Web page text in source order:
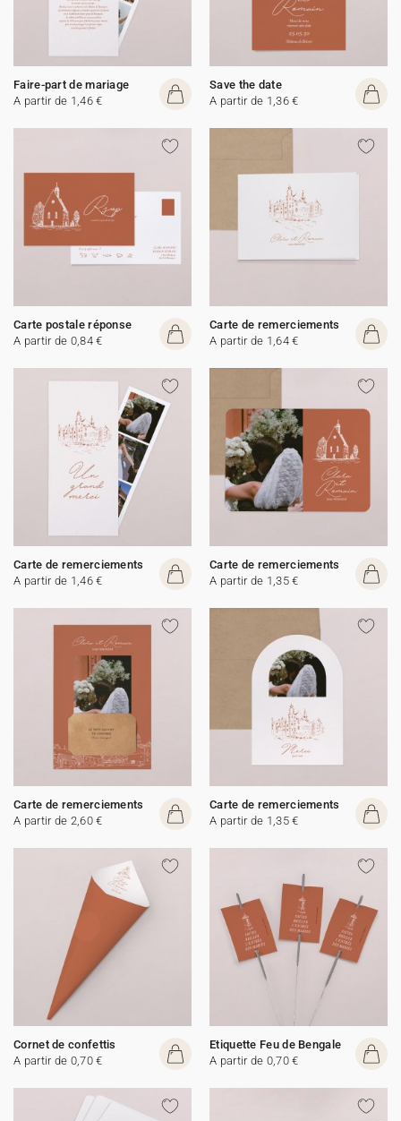
Faire-part de mariage
A partir de 1,46 €
Save the date
A partir de 1,36 €
Carte postale réponse
A partir de 0,84 €
Carte de remerciements
A partir de 1,64 €
Carte de remerciements
A partir de 1,46 €
Carte de remerciements
A partir de 1,35 €
Carte de remerciements
A partir de 2,60 €
Carte de remerciements
A partir de 1,35 €
Cornet de confettis
A partir de 0,70 €
Etiquette Feu de Bengale
A partir de 0,70 €